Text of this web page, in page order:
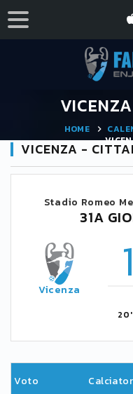
HOME
VICENZA -
Stadio Romeo
31A
Vicenza 1
Voto